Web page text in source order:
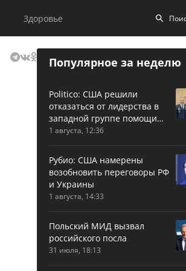
Здоровье
Популярное за неделю
Politico: США решили
отказаться от лидерства в
западной группе помощи
Украине
1 августа, 12:36
Рубио: США намерены
возобновить переговоры РФ
и Украины
1 августа, 14:33
Польский МИД вызвал
российского посла
31 июля, 18:13